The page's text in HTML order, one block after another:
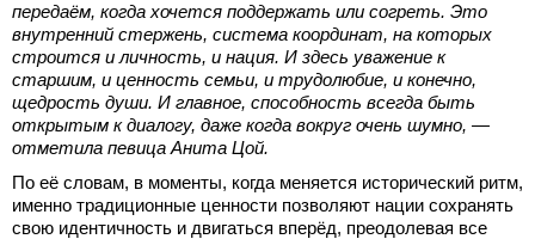
передаём, когда хочется поддержать или согреть. Это
внутренний стержень, система координат, на которых
строится и личность, и нация. И здесь уважение к
старшим, и ценность семьи, и трудолюбие, и конечно,
щедрость души. И главное, способность всегда быть
открытым к диалогу, даже когда вокруг очень шумно, —
отметила певица Анита Цой.
По её словам, в моменты, когда меняется исторический ритм,
именно традиционные ценности позволяют нации сохранять
свою идентичность и двигаться вперёд, преодолевая все